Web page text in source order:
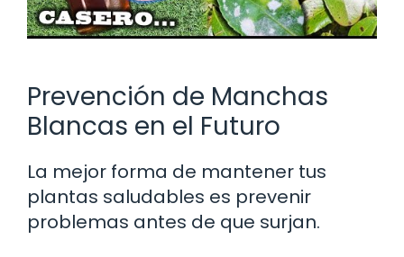
Prevención de Manchas
Blancas en el Futuro
La mejor forma de mantener tus
plantas saludables es prevenir
problemas antes de que surjan.